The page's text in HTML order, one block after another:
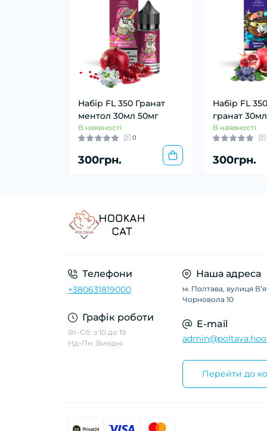
Набір FL 350 Гранат
ментол 30мл 50мг
В наявності
0
300грн.
Набір FL
гранат
В наявності
300грн.
Телефони
+380631819000
Графік роботи
Вт-Сб: з 10 до 19
Нд-Пн: Вихідні
Наша адреса
м. Полтава, вулиця
Чорновола 10
E-mail
Перейти до